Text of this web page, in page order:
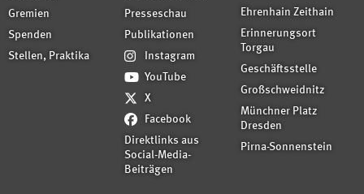
Gremien
Spenden
Stellen, Praktika
Presseschau
Publikationen
Instagram
YouTube
X
Facebook
Direktlinks aus
Social-Media-
Beiträgen
Ehrenhain Zeithain
Erinnerungsort
Torgau
Geschäftsstelle
Großschweidnitz
Münchner Platz
Dresden
Pirna-Sonnenstein